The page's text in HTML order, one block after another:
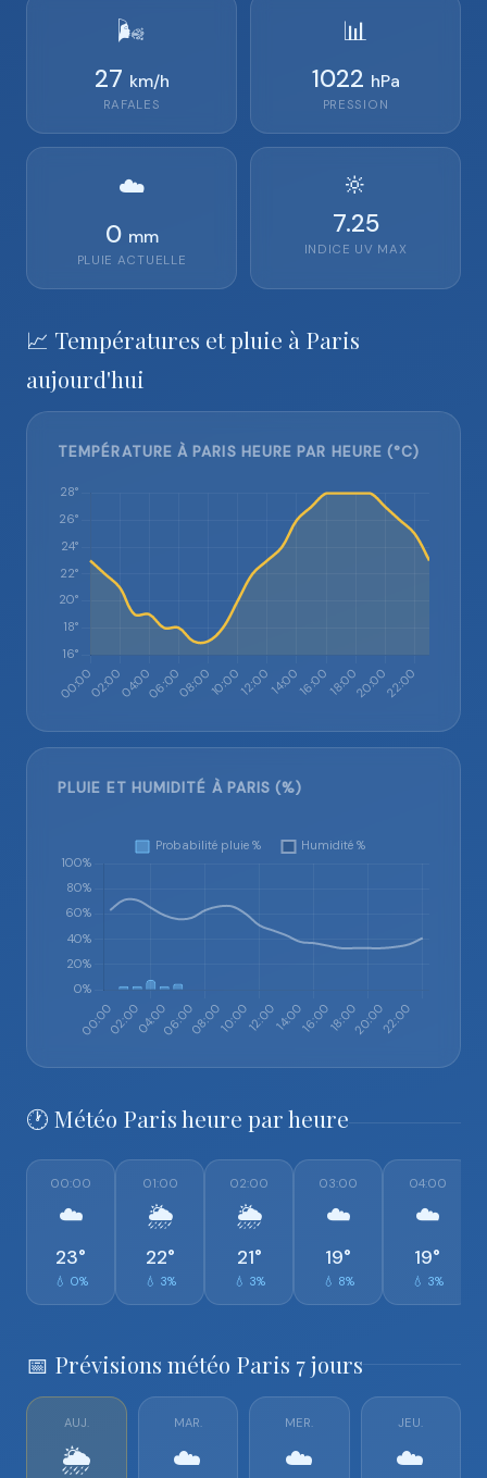
🌬️
27 km/h
RAFALES
📊
1022 hPa
PRESSION
☁️
0 mm
PLUIE ACTUELLE
🔆
7.25
INDICE UV MAX
📈 Températures et pluie à Paris
aujourd'hui
TEMPÉRATURE À PARIS HEURE PAR HEURE (°C)
PLUIE ET HUMIDITÉ À PARIS (%)
🕐 Météo Paris heure par heure
00:00
☁️
23°
💧 0%
01:00
🌦️
22°
💧 3%
02:00
🌦️
21°
💧 3%
03:00
☁️
19°
💧 8%
04:00
☁️
19°
💧 3%
📅 Prévisions météo Paris 7 jours
AUJ.
🌦️
MAR.
☁️
MER.
☁️
JEU.
☁️